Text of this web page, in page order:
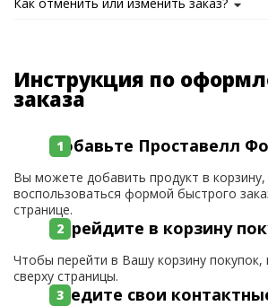
Инструкция по
заказа
Добавьте Проставелл
Вы можете добавить продукт в
воспользоваться формой быстрого
странице.
Перейдите в корзину
Чтобы перейти в Вашу корзину покупок,
сверху страницы.
Введите свои